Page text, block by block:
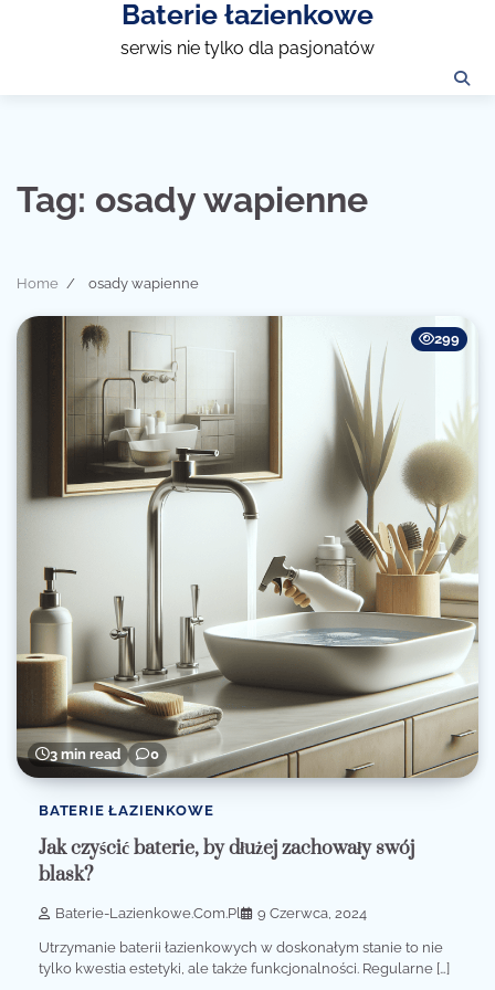
Baterie łazienkowe
serwis nie tylko dla pasjonatów
Tag: osady wapienne
Home osady wapienne
3 min read 0
299
BATERIE ŁAZIENKOWE
Jak czyścić baterie, by dłużej zachowały swój
blask?
Baterie-Lazienkowe.com.pl 9 Czerwca, 2024
Utrzymanie baterii łazienkowych w doskonałym stanie to nie
tylko kwestia estetyki, ale także funkcjonalności. Regularne […]